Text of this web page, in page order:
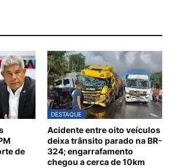
de
DESTAQUE
Acidente entre oito veículos
deixa trânsito parado na BR-
324; engarrafamento
chegou a cerca de 10km